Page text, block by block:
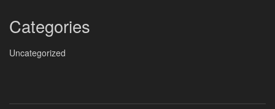
Categories
Uncategorized